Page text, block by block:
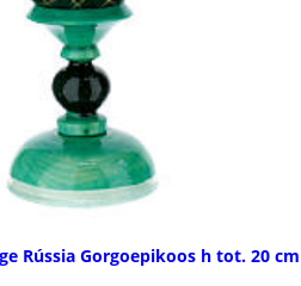
Rússia Gorgoepikoos h tot. 20 cm